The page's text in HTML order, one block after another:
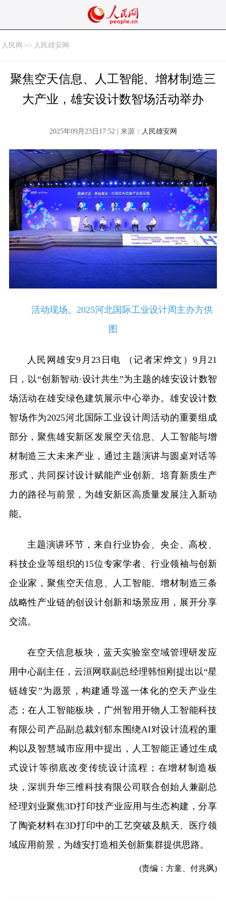
人民网 >> 人民雄安网
聚焦空天信息、人工智能、增材制造三
大产业，雄安设计数智场活动举办
2025年09月23日17:52 | 来源： 人民雄安网
活动现场。2025河北国际工业设计周主办方供
图
人民网雄安9月23日电 （记者宋烨文）9月21
日，以“创新智动·设计共生”为主题的雄安设计数智
场活动在雄安绿色建筑展示中心举办。雄安设计数
智场作为2025河北国际工业设计周活动的重要组成
部分，聚焦雄安新区发展空天信息、人工智能与增
材制造三大未来产业，通过主题演讲与圆桌对话等
形式，共同探讨设计赋能产业创新、培育新质生产
力的路径与前景，为雄安新区高质量发展注入新动
能。
主题演讲环节，来自行业协会、央企、高校、
科技企业等组织的15位专家学者、行业领袖与创新
企业家，聚焦空天信息、人工智能、增材制造三条
战略性产业链的创设计创新和场景应用，展开分享
交流。
在空天信息板块，蓝天实验室空域管理研发应
用中心副主任，云洹网联副总经理韩恒刚提出以“星
链雄安”为愿景，构建通导遥一体化的空天产业生
态；在人工智能板块，广州智用开物人工智能科技
有限公司产品副总裁刘郁东围绕AI对设计流程的重
构以及智慧城市应用中提出，人工智能正通过生成
式设计等彻底改变传统设计流程；在增材制造板
块，深圳升华三维科技有限公司联合创始人兼副总
经理刘业聚焦3D打印技产业应用与生态构建，分享
了陶瓷材料在3D打印中的工艺突破及航天、医疗领
域应用前景，为雄安打造相关创新集群提供思路。
(责编：方童、付兆飒)